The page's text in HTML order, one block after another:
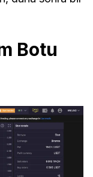
Botu